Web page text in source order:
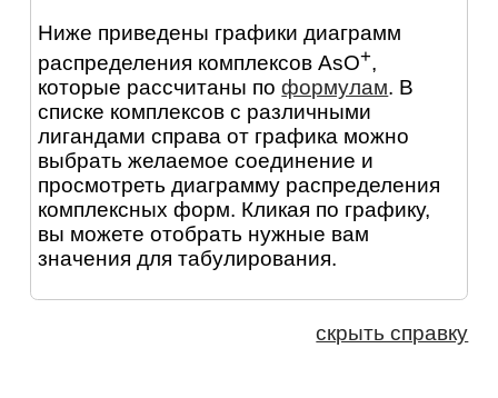
Ниже приведены графики диаграмм
распределения комплексов AsO+,
которые рассчитаны поформулам. В
списке комплексов с различными
лигандами справа от графика можно
выбрать желаемое соединение и
просмотреть диаграмму распределения
комплексных форм. Кликая по графику,
вы можете отобрать нужные вам
значения для табулирования.
скрыть справку